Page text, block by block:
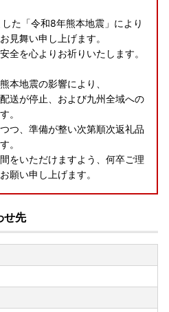
た「令和8年熊本地震」により
見舞い申し上げます。
全を心よりお祈りいたします。
本地震の影響により、
送が停止、および九州全域への
。
つ、準備が整い次第順次返礼品
。
をいただけますよう、何卒ご理
願い申し上げます。
せ先